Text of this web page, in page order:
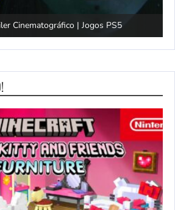
Cinematográfico | Jogos PS5